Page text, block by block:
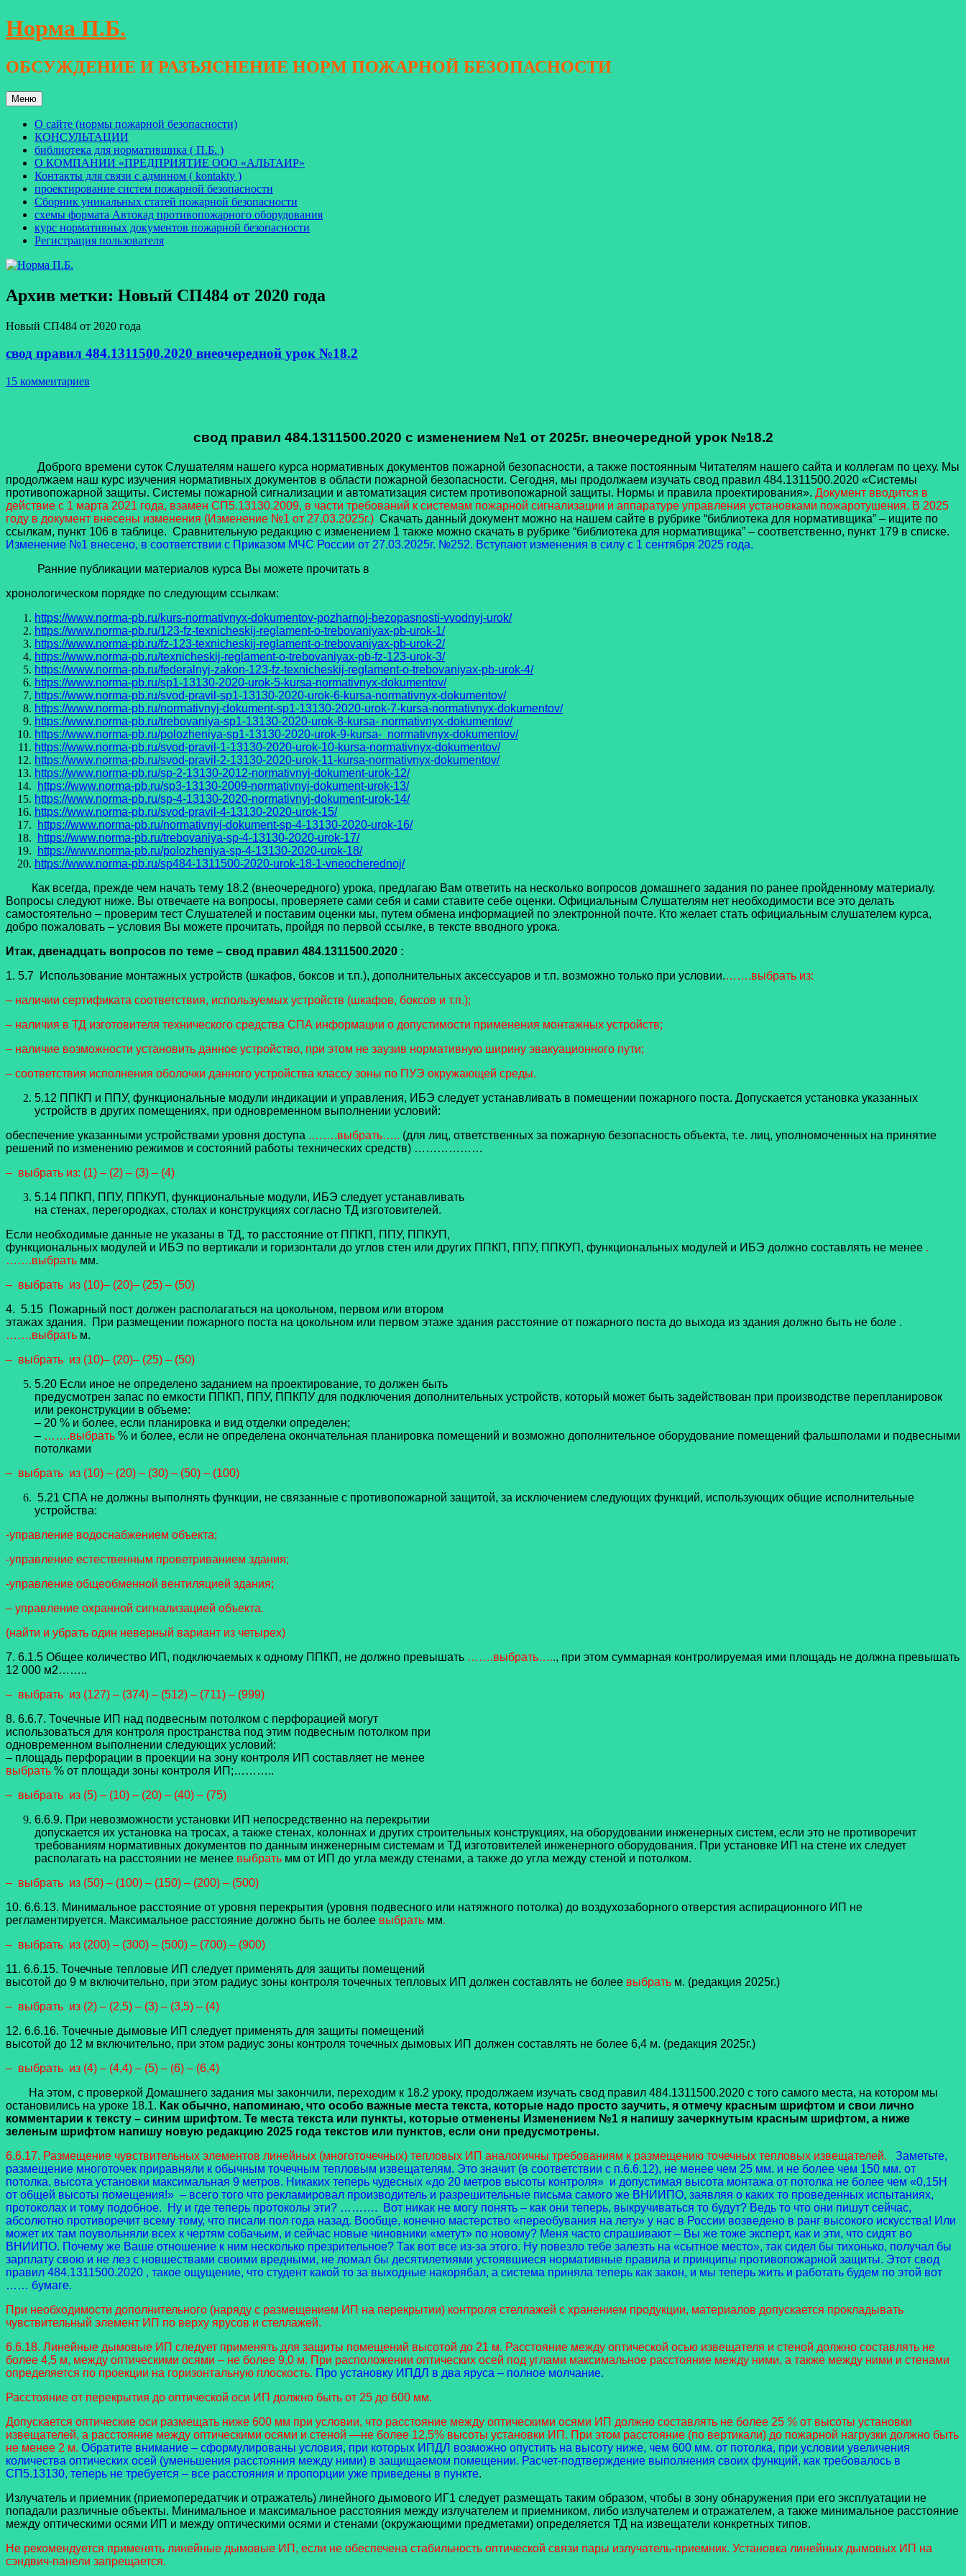
Перейти
к
Норма П.Б.
ОБСУЖДЕНИЕ И РАЗЪЯСНЕНИЕ НОРМ ПОЖАРНОЙ БЕЗОПАСНОСТИ
Меню
О сайте (нормы пожарной безопасности)
КОНСУЛЬТАЦИИ
библиотека для нормативщика ( П.Б. )
О КОМПАНИИ «ПРЕДПРИЯТИЕ ООО «АЛЬТАИР»
Контакты для связи с админом ( kontakty )
проектирование систем пожарной безопасности
Сборник уникальных статей пожарной безопасности
схемы формата Автокад противопожарного оборудования
курс нормативных документов пожарной безопасности
Регистрация пользователя
Архив метки: Новый СП484 от 2020 года
Новый СП484 от 2020 года
свод правил 484.1311500.2020 внеочередной урок №18.2
15 комментариев
свод правил 484.1311500.2020 с изменением №1 от 2025г. внеочередной урок №18.2
Доброго времени суток Слушателям нашего курса нормативных документов пожарной безопасности, а также постоянным Читателям нашего сайта и коллегам по цеху. Мы
продолжаем наш курс изучения нормативных документов в области пожарной безопасности. Сегодня, мы продолжаем изучать свод правил 484.1311500.2020 «Системы
противопожарной защиты. Системы пожарной сигнализации и автоматизация систем противопожарной защиты. Нормы и правила проектирования». Документ вводится в
действие с 1 марта 2021 года, взамен СП5.13130.2009, в части требований к системам пожарной сигнализации и аппаратуре управления установками пожаротушения. В 2025
году в документ внесены изменения (Изменение №1 от 27.03.2025г.) Скачать данный документ можно на нашем сайте в рубрике “библиотека для нормативщика” – ищите по
ссылкам, пункт 106 в таблице. Сравнительную редакцию с изменением 1 также можно скачать в рубрике “библиотека для нормативщика” – соответственно, пункт 179 в списке.
Изменение №1 внесено, в соответствии с Приказом МЧС России от 27.03.2025г. №252. Вступают изменения в силу с 1 сентября 2025 года.
Ранние публикации материалов курса Вы можете прочитать в
хронологическом порядке по следующим ссылкам:
https://www.norma-pb.ru/kurs-normativnyx-dokumentov-pozharnoj-bezopasnosti-vvodnyj-urok/
https://www.norma-pb.ru/123-fz-texnicheskij-reglament-o-trebovaniyax-pb-urok-1/
https://www.norma-pb.ru/fz-123-texnicheskij-reglament-o-trebovaniyax-pb-urok-2/
https://www.norma-pb.ru/texnicheskij-reglament-o-trebovaniyax-pb-fz-123-urok-3/
https://www.norma-pb.ru/federalnyj-zakon-123-fz-texnicheskij-reglament-o-trebovaniyax-pb-urok-4/
https://www.norma-pb.ru/sp1-13130-2020-urok-5-kursa-normativnyx-dokumentov/
https://www.norma-pb.ru/svod-pravil-sp1-13130-2020-urok-6-kursa-normativnyx-dokumentov/
https://www.norma-pb.ru/normativnyj-dokument-sp1-13130-2020-urok-7-kursa-normativnyx-dokumentov/
https://www.norma-pb.ru/trebovaniya-sp1-13130-2020-urok-8-kursa- normativnyx-dokumentov/
https://www.norma-pb.ru/polozheniya-sp1-13130-2020-urok-9-kursa- normativnyx-dokumentov/
https://www.norma-pb.ru/svod-pravil-1-13130-2020-urok-10-kursa-normativnyx-dokumentov/
https://www.norma-pb.ru/svod-pravil-2-13130-2020-urok-11-kursa-normativnyx-dokumentov/
https://www.norma-pb.ru/sp-2-13130-2012-normativnyj-dokument-urok-12/
https://www.norma-pb.ru/sp3-13130-2009-normativnyj-dokument-urok-13/
https://www.norma-pb.ru/sp-4-13130-2020-normativnyj-dokument-urok-14/
https://www.norma-pb.ru/svod-pravil-4-13130-2020-urok-15/
https://www.norma-pb.ru/normativnyj-dokument-sp-4-13130-2020-urok-16/
https://www.norma-pb.ru/trebovaniya-sp-4-13130-2020-urok-17/
https://www.norma-pb.ru/polozheniya-sp-4-13130-2020-urok-18/
https://www.norma-pb.ru/sp484-1311500-2020-urok-18-1-vneocherednoj/
Как всегда, прежде чем начать тему 18.2 (внеочередного) урока, предлагаю Вам ответить на несколько вопросов домашнего задания по ранее пройденному материалу.
Вопросы следуют ниже. Вы отвечаете на вопросы, проверяете сами себя и сами ставите себе оценки. Официальным Слушателям нет необходимости все это делать
самостоятельно – проверим тест Слушателей и поставим оценки мы, путем обмена информацией по электронной почте. Кто желает стать официальным слушателем курса,
добро пожаловать – условия Вы можете прочитать, пройдя по первой ссылке, в тексте вводного урока.
Итак, двенадцать вопросов по теме – свод правил 484.1311500.2020 :
1. 5.7 Использование монтажных устройств (шкафов, боксов и т.п.), дополнительных аксессуаров и т.п. возможно только при условии.…….выбрать из:
– наличии сертификата соответствия, используемых устройств (шкафов, боксов и т.п.);
– наличия в ТД изготовителя технического средства СПА информации о допустимости применения монтажных устройств;
– наличие возможности установить данное устройство, при этом не заузив нормативную ширину эвакуационного пути;
– соответствия исполнения оболочки данного устройства классу зоны по ПУЭ окружающей среды.
5.12 ППКП и ППУ, функциональные модули индикации и управления, ИБЭ следует устанавливать в помещении пожарного поста. Допускается установка указанных
устройств в других помещениях, при одновременном выполнении условий:
обеспечение указанными устройствами уровня доступа .…….выбрать….. (для лиц, ответственных за пожарную безопасность объекта, т.е. лиц, уполномоченных на принятие
решений по изменению режимов и состояний работы технических средств) ………………
– выбрать из: (1) – (2) – (3) – (4)
5.14 ППКП, ППУ, ППКУП, функциональные модули, ИБЭ следует устанавливать
на стенах, перегородках, столах и конструкциях согласно ТД изготовителей.
Если необходимые данные не указаны в ТД, то расстояние от ППКП, ППУ, ППКУП,
функциональных модулей и ИБЭ по вертикали и горизонтали до углов стен или других ППКП, ППУ, ППКУП, функциональных модулей и ИБЭ должно составлять не менее .
…….выбрать мм.
– выбрать из (10)– (20)– (25) – (50)
4. 5.15 Пожарный пост должен располагаться на цокольном, первом или втором
этажах здания.
При размещении пожарного поста на цокольном или первом этаже здания расстояние от пожарного поста до выхода из здания должно быть не боле .
…….выбрать м.
– выбрать из (10)– (20)– (25) – (50)
5.20 Если иное не определено заданием на проектирование, то должен быть
предусмотрен запас по емкости ППКП, ППУ, ППКПУ для подключения дополнительных устройств, который может быть задействован при производстве перепланировок
или реконструкции в объеме:
– 20 % и более, если планировка и вид отделки определен;
– …….выбрать % и более, если не определена окончательная планировка помещений и возможно дополнительное оборудование помещений фальшполами и подвесными
потолками
– выбрать из (10) – (20) – (30) – (50) – (100)
5.21 СПА не должны выполнять функции, не связанные с противопожарной защитой, за исключением следующих функций, использующих общие исполнительные
устройства:
-управление водоснабжением объекта;
-управление естественным проветриванием здания;
-управление общеобменной вентиляцией здания;
– управление охранной сигнализацией объекта.
(найти и убрать один неверный вариант из четырех)
7. 6.1.5 Общее количество ИП, подключаемых к одному ППКП, не должно превышать …….выбрать….., при этом суммарная контролируемая ими площадь не должна превышать
12 000 м2……..
– выбрать из (127) – (374) – (512) – (711) – (999)
8. 6.6.7. Точечные ИП над подвесным потолком с перфорацией могут
использоваться для контроля пространства под этим подвесным потолком при
одновременном выполнении следующих условий:
– площадь перфорации в проекции на зону контроля ИП составляет не менее
выбрать % от площади зоны контроля ИП;………..
– выбрать из (5) – (10) – (20) – (40) – (75)
6.6.9. При невозможности установки ИП непосредственно на перекрытии
допускается их установка на тросах, а также стенах, колоннах и других строительных конструкциях, на оборудовании инженерных систем, если это не противоречит
требованиям нормативных документов по данным инженерным системам и ТД изготовителей инженерного оборудования. При установке ИП на стене их следует
располагать на расстоянии не менее выбрать мм от ИП до угла между стенами, а также до угла между стеной и потолком.
– выбрать из (50) – (100) – (150) – (200) – (500)
10. 6.6.13. Минимальное расстояние от уровня перекрытия (уровня подвесного или натяжного потолка) до воздухозаборного отверстия аспирационного ИП не
регламентируется. Максимальное расстояние должно быть не более выбрать мм.
– выбрать из (200) – (300) – (500) – (700) – (900)
11. 6.6.15. Точечные тепловые ИП следует применять для защиты помещений
высотой до 9 м включительно, при этом радиус зоны контроля точечных тепловых ИП должен составлять не более выбрать м. (редакция 2025г.)
– выбрать из (2) – (2,5) – (3) – (3,5) – (4)
12. 6.6.16. Точечные дымовые ИП следует применять для защиты помещений
высотой до 12 м включительно, при этом радиус зоны контроля точечных дымовых ИП должен составлять не более 6,4 м. (редакция 2025г.)
– выбрать из (4) – (4,4) – (5) – (6) – (6,4)
На этом, с проверкой Домашнего задания мы закончили, переходим к 18.2 уроку, продолжаем изучать свод правил 484.1311500.2020 с того самого места, на котором мы
остановились на уроке 18.1. Как обычно, напоминаю, что особо важные места текста, которые надо просто заучить, я отмечу красным шрифтом и свои лично
комментарии к тексту – синим шрифтом. Те места текста или пункты, которые отменены Изменением №1 я напишу зачеркнутым красным шрифтом, а ниже
зеленым шрифтом напишу новую редакцию 2025 года текстов или пунктов, если они предусмотрены.
6.6.17. Размещение чувствительных элементов линейных (многоточечных) тепловых ИП аналогичны требованиям к размещению точечных тепловых извещателей.
Заметьте,
размещение многоточек приравняли к обычным точечным тепловым извещателям. Это значит (в соответствии с п.6.6.12), не менее чем 25 мм. и не более чем 150 мм. от
потолка, высота установки максимальная 9 метров. Никаких теперь чудесных «до 20 метров высоты контроля» и допустимая высота монтажа от потолка не более чем «0,15Н
от общей высоты помещения!» – всего того что рекламировал производитель и разрешительные письма самого же ВНИИПО, заявляя о каких то проведенных испытаниях,
протоколах и тому подобное. Ну и где теперь протоколы эти? ………. Вот никак не могу понять – как они теперь, выкручиваться то будут? Ведь то что они пишут сейчас,
абсолютно противоречит всему тому, что писали пол года назад. Вообще, конечно мастерство «переобувания на лету» у нас в России возведено в ранг высокого искусства! Или
может их там поувольняли всех к чертям собачьим, и сейчас новые чиновники «метут» по новому? Меня часто спрашивают – Вы же тоже эксперт, как и эти, что сидят во
ВНИИПО. Почему же Ваше отношение к ним несколько презрительное? Так вот все из-за этого. Ну повезло тебе залезть на «сытное место», так сидел бы тихонько, получал бы
зарплату свою и не лез с новшествами своими вредными, не ломал бы десятилетиями устоявшиеся нормативные правила и принципы противопожарной защиты. Этот свод
правил 484.1311500.2020 , такое ощущение, что студент какой то за выходные накорябал, а система приняла теперь как закон, и мы теперь жить и работать будем по этой вот
…… бумаге.
При необходимости дополнительного (наряду с размещением ИП на перекрытии) контроля стеллажей с хранением продукции, материалов допускается прокладывать
чувствительный элемент ИП по верху ярусов и стеллажей.
6.6.18. Линейные дымовые ИП следует применять для защиты помещений высотой до 21 м. Расстояние между оптической осью извещателя и стеной должно составлять не
более 4,5 м, между оптическими осями – не более 9,0 м. При расположении оптических осей под углами максимальное расстояние между ними, а также между ними и стенами
определяется по проекции на горизонтальную плоскость. Про установку ИПДЛ в два яруса – полное молчание.
Расстояние от перекрытия до оптической оси ИП должно быть от 25 до 600 мм.
Допускается оптические оси размещать ниже 600 мм при условии, что расстояние между оптическими осями ИП должно составлять не более 25 % от высоты установки
извещателей, а расстояние между оптическими осями и стеной —не более 12,5% высоты установки ИП. При этом расстояние (по вертикали) до пожарной нагрузки должно быть
не менее 2 м. Обратите внимание – сформулированы условия, при которых ИПДЛ возможно опустить на высоту ниже, чем 600 мм. от потолка, при условии увеличения
количества оптических осей (уменьшения расстояния между ними) в защищаемом помещении. Расчет-подтверждение выполнения своих функций, как требовалось в
СП5.13130, теперь не требуется – все расстояния и пропорции уже приведены в пункте.
Излучатель и приемник (приемопередатчик и отражатель) линейного дымового ИГ1 следует размещать таким образом, чтобы в зону обнаружения при его эксплуатации не
попадали различные объекты. Минимальное и максимальное расстояния между излучателем и приемником, либо излучателем и отражателем, а также минимальное расстояние
между оптическими осями ИП и между оптическими осями и стенами (окружающими предметами) определяется ТД на извещатели конкретных типов.
Не рекомендуется применять линейные дымовые ИП, если не обеспечена стабильность оптической связи пары излучатель-приемник. Установка линейных дымовых ИП на
сэндвич-панели запрещается.